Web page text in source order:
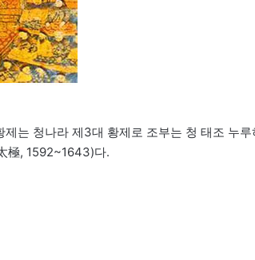
는 청나라 제3대 황제로 조부는 청 태조 누루
極, 1592~1643)다.